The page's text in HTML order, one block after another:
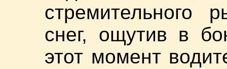
стремительного
снег, ощутив в
этот момент